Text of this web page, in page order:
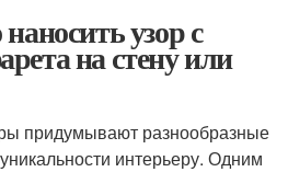
узор с
на стену или
придумывают разнообразные
интерьеру. Одним